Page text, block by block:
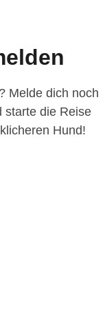
Melde dich noch
starte die Reise
Hund!